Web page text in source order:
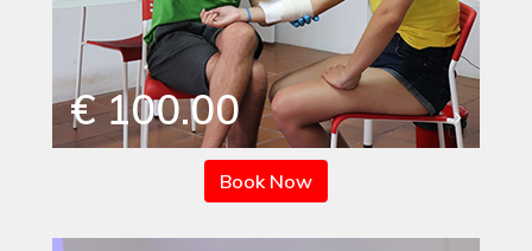
€ 100.00
Book Now